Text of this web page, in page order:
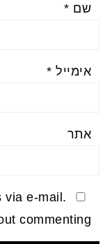
שם *
אימייל *
אתר
via e-mail.
commenting.